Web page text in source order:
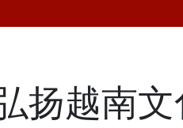
扬越南文